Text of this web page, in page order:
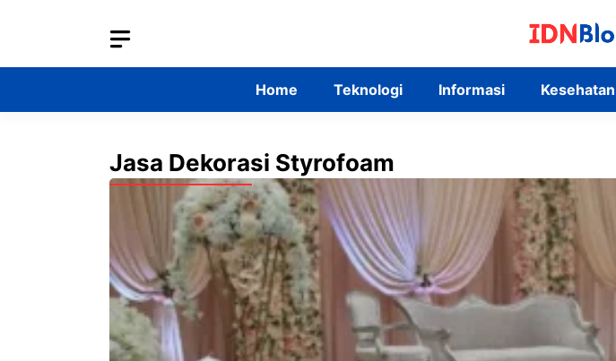
Home Teknologi Informasi Kesehatan
Jasa Dekorasi Styrofoam